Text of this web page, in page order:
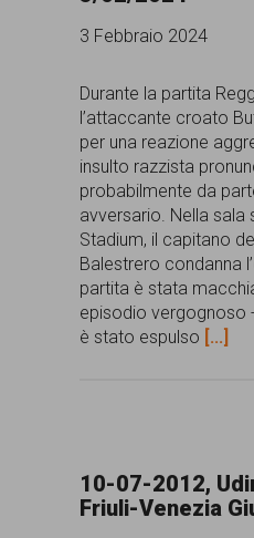
comunicazione
dedicato
al
fenomeno
del
razzismo
curato
da
con
persone,
3 Febbraio 2024
Durante la partita
l’attaccante croato
per una reazione
insulto razzista
probabilmente da
avversario. Nella sala
Stadium, il capitano
Balestrero condanna
partita è stata
episodio vergognoso
è stato espulso [...]
10-07-2012,
Friuli-Venezia